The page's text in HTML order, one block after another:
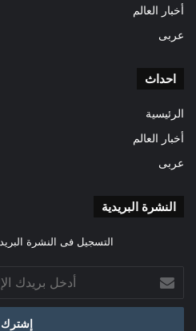
أخبار العالم
عربى
احداث
الرئيسية
أخبار العالم
عربى
النشرة البريدية
التسجيل فى النشرة
بريدك
الإلكتروني